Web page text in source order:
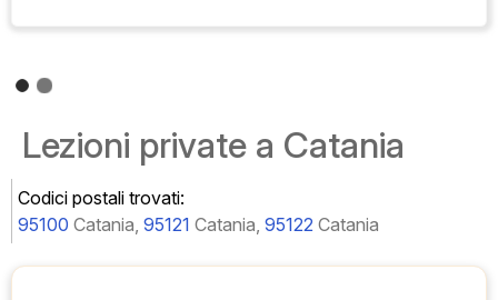
Lezioni private a Catania
Codici postali trovati:
95100 Catania, 95121 Catania, 95122 Catania